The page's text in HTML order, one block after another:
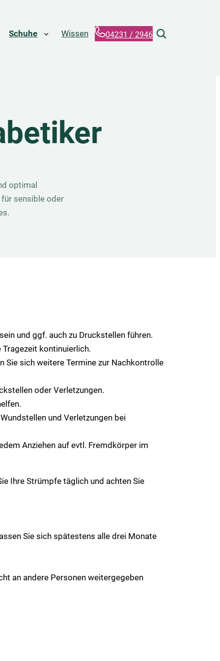
Schuhe Wissen 04231 / 2946
Such-
Overlay
optimal
sensible oder
und ggf. auch zu Druckstellen führen.
kontinuierlich.
Sie sich weitere Termine zur Nachkontrolle
oder Verletzungen.
und Verletzungen bei
Anziehen auf evtl. Fremdkörper im
Ihre Strümpfe täglich und achten Sie
Sie sich spätestens alle drei Monate
an andere Personen weitergegeben